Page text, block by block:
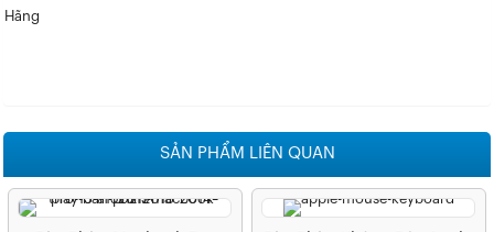
Hãng
SẢN PHẨM LIÊN QUAN